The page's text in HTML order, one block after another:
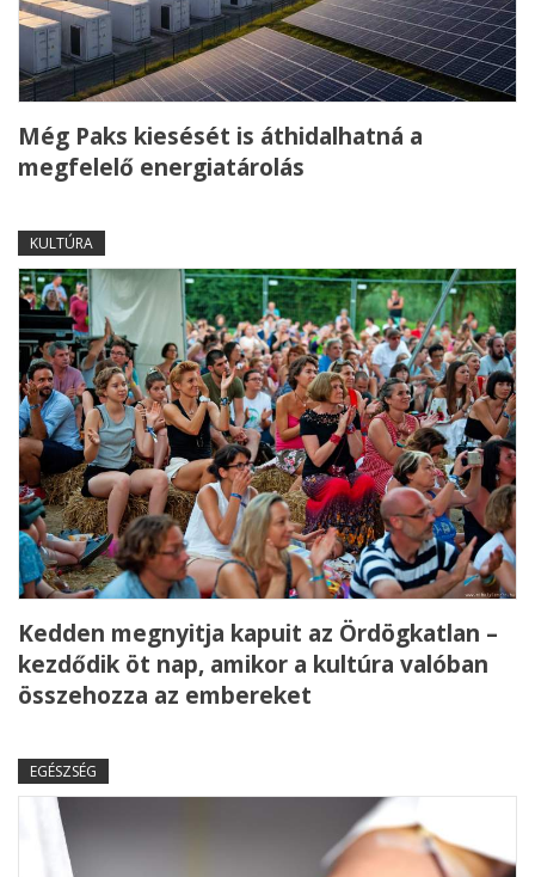
Még Paks kiesését is áthidalhatná a
megfelelő energiatárolás
KULTÚRA
Kedden megnyitja kapuit az Ördögkatlan –
kezdődik öt nap, amikor a kultúra valóban
összehozza az embereket
EGÉSZSÉG